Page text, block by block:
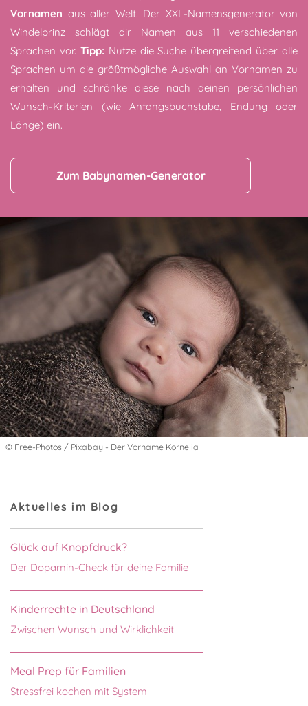
Vornamen aus aller Welt. Der XXL-Namensgenerator von
Windelprinz schlägt dir Namen aus 11 verschiedenen
Sprachen vor. Tipp: Nutze die Suche übergreifend über alle
Sprachen um die größtmögliche Auswahl an Vornamen zu
erhalten und schränke diese nach deinen persönlichen
Wunsch-Kriterien (wie Anfangsbuchstabe, Endung oder
Länge) ein.
Zum Babynamen-Generator
© Free-Photos / Pixabay - Der Vorname Kornelia
Aktuelles im Blog
Glück auf Knopfdruck?
Der Dopamin-Check für deine Familie
Kinderrechte in Deutschland
Zwischen Wunsch und Wirklichkeit
Meal Prep für Familien
Stressfrei kochen mit System